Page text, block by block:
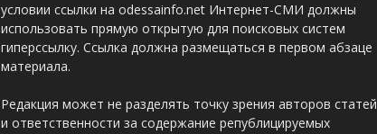
условии ссылки на odessainfo.net Интернет-СМИ должны
использовать прямую открытую для поисковых систем
гиперссылку. Ссылка должна размещаться в первом абзаце
материала.
Редакция может не разделять точку зрения авторов статей
и ответственности за содержание републицируемых